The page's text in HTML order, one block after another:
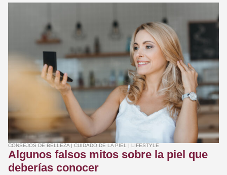
CONSEJOS DE BELLEZA | CUIDADO DE LA PIEL | LIFESTYLE
Algunos falsos mitos sobre la piel que
deberías conocer